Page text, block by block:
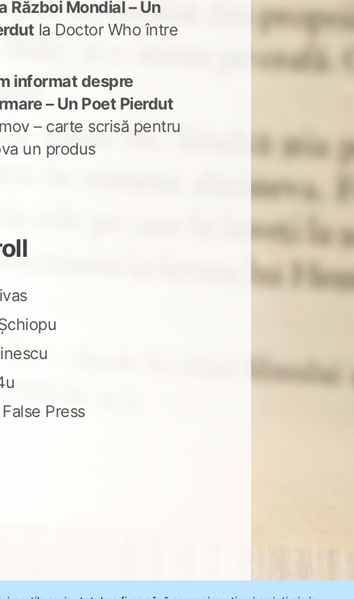
Război Mondial – Un
la Doctor Who între
informat despre
– Un Poet Pierdut
– carte scrisă pentru
un produs
Press